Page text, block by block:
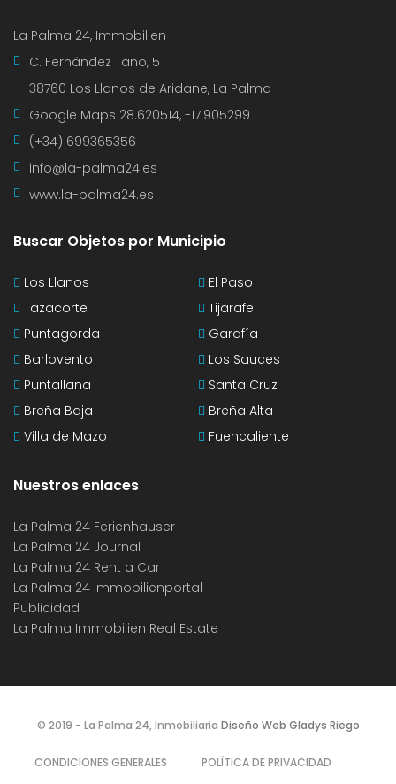
La Palma 24, Immobilien
C. Fernández Taño, 5
38760 Los Llanos de Aridane, La Palma
Google Maps 28.620514, -17.905299
(+34) 699365356
info@la-palma24.es
www.la-palma24.es
Buscar Objetos por Municipio
Los Llanos
El Paso
Tazacorte
Tijarafe
Puntagorda
Garafía
Barlovento
Los Sauces
Puntallana
Santa Cruz
Breña Baja
Breña Alta
Villa de Mazo
Fuencaliente
Nuestros enlaces
La Palma 24 Ferienhauser
La Palma 24 Journal
La Palma 24 Rent a Car
La Palma 24 Immobilienportal
Publicidad
La Palma Immobilien Real Estate
© 2019 - La Palma 24, Inmobiliaria Diseño Web Gladys Riego
CONDICIONES GENERALES POLÍTICA DE PRIVACIDAD